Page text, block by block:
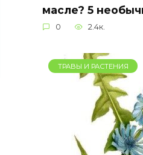
масле? 5
0 2.4к.
ТРАВЫ И РАСТЕНИЯ